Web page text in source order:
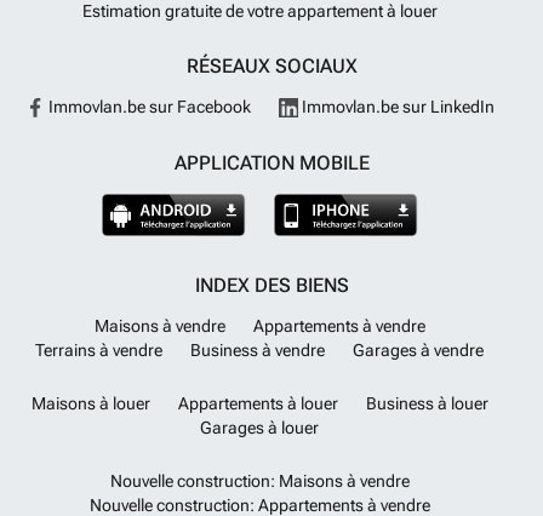
Estimation gratuite de votre appartement à louer
RÉSEAUX SOCIAUX
Immovlan.be sur Facebook Immovlan.be sur LinkedIn
APPLICATION MOBILE
INDEX DES BIENS
Maisons à vendre
Appartements à vendre
Terrains à vendre
Business à vendre Garages à vendre
Maisons à louer Appartements à louer
Business à louer
Garages à louer
Nouvelle construction: Maisons à vendre
Nouvelle construction: Appartements à vendre